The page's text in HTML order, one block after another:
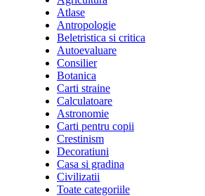
Atlase
Antropologie
Beletristica si critica
Autoevaluare
Consilier
Botanica
Carti straine
Calculatoare
Astronomie
Carti pentru copii
Crestinism
Decoratiuni
Casa si gradina
Civilizatii
Toate categoriile